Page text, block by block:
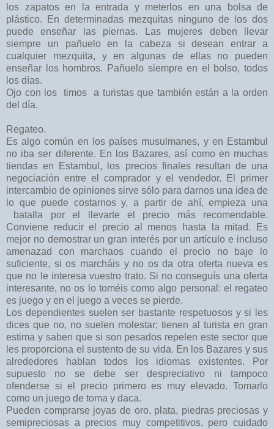
los zapatos en la entrada y meterlos en una bolsa de
plástico. En determinadas mezquitas ninguno de los dos
puede enseñar las piernas. Las mujeres deben llevar
siempre un pañuelo en la cabeza si desean entrar a
cualquier mezquita, y en algunas de ellas no pueden
enseñar los hombros. Pañuelo siempre en el bolso, todos
los días.
Ojo con los timos a turistas que también están a la orden
del día.
Regateo.
Es algo común en los países musulmanes, y en Estambul
no iba ser diferente. En los Bazares, así como en muchas
tiendas en Estambul, los precios finales resultan de una
negociación entre el comprador y el vendedor. El primer
intercambio de opiniones sirve sólo para darnos una idea de
lo que puede costarnos y, a partir de ahí, empieza una
batalla por el llevarte el precio más recomendable.
Conviene reducir el precio al menos hasta la mitad. Es
mejor no demostrar un gran interés por un artículo e incluso
amenazad con marchaos cuando el precio no baje lo
suficiente, si os marcháis y no os da otra oferta nueva es
que no le interesa vuestro trato. Si no conseguís una oferta
interesante, no os lo toméis como algo personal: el regateo
es juego y en el juego a veces se pierde.
Los dependientes suelen ser bastante respetuosos y si les
dices que no, no suelen molestar; tienen al turista en gran
estima y saben que si son pesados repelen este sector que
les proporciona el sustento de su vida. En los Bazares y sus
alrededores hablan todos los idiomas existentes. Por
supuesto no se debe ser despreciativo ni tampoco
ofenderse si el precio primero es muy elevado. Tomarlo
como un juego de toma y daca.
Pueden comprarse joyas de oro, plata, piedras preciosas y
semipreciosas a precios muy competitivos, pero cuidado